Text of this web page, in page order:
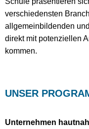
verschiedensten
allgemeinbildenden
direkt mit potenziellen
kommen.
UNSER
Unternehmen